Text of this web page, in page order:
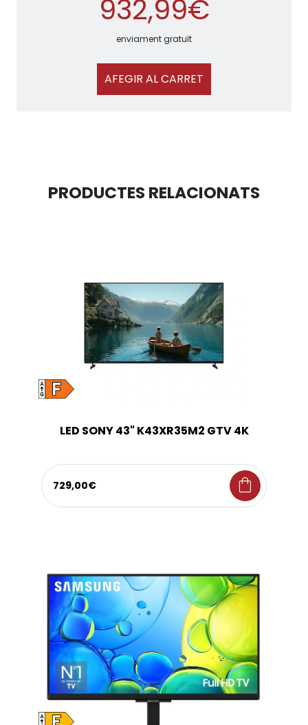
932,99€
enviament gratuït
AFEGIR AL CARRET
PRODUCTES RELACIONATS
LED SONY 43" K43XR35M2 GTV 4K
729,00€ shopping_bag